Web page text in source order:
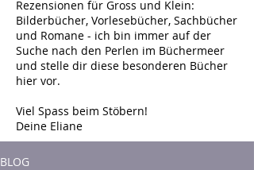
Rezensionen für Gross und Klein:
Bilderbücher, Vorlesebücher, Sachbücher
und Romane - ich bin immer auf der
Suche nach den Perlen im Büchermeer
und stelle dir diese besonderen Bücher
hier vor.
Viel Spass beim Stöbern!
Deine Eliane
BLOG